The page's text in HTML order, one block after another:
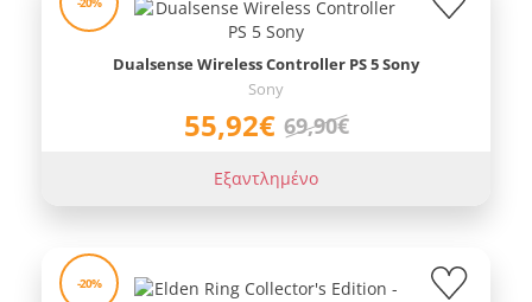
Dualsense Wireless Controller PS 5 Sony
Sony
55,92€ 69,90€
Εξαντλημένο
-20%